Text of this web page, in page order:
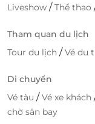
Đặt vé
cùng LifeLink
Chỉ với vài thao
Liveshow /Thể thao
Tham quan du lịch
Tour du lịch /Vé du
Di chuyển
Vé tàu /Vé xe khách
chờ sân bay